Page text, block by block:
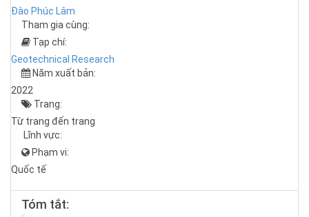
Đào Phúc Lâm
Tham gia cùng:
Tạp chí:
Geotechnical Research
Năm xuất bản:
2022
Trang:
Từ trang đến trang
Lĩnh vực:
Phạm vi:
Quốc tế
Tóm tắt: